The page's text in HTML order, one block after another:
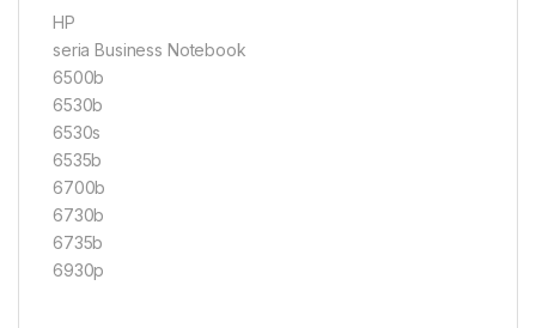
HP
seria Business Notebook
6500b
6530b
6530s
6535b
6700b
6730b
6735b
6930p